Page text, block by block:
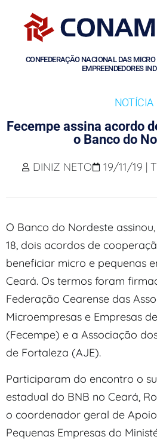
CONFEDERAÇÃO NACIONAL DAS
EMPREENDEDORES
NOTÍCIA
Fecempe assina acordo
o Banco do
DINIZ NETO 19/11/19 |
O Banco do Nordeste
18, dois acordos de
beneficiar micro e pequenas
Ceará. Os termos foram
Federação Cearense das
Microempresas e Empresas
(Fecempe) e a Associação
de Fortaleza (AJE).
Participaram do encontro o
estadual do BNB no Ceará,
o coordenador geral de
Pequenas Empresas do